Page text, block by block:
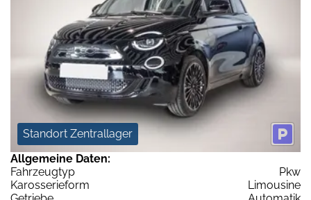
Standort Zentrallager
Allgemeine Daten:
Fahrzeugtyp
Pkw
Karosserieform
Limousine